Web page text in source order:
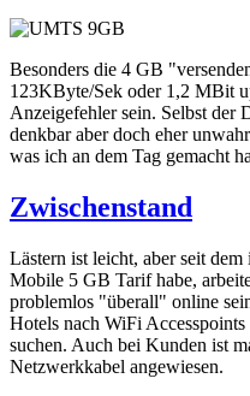
Besonders die 4 GB
123KByte/Sek oder 1,2 MBit
Anzeigefehler sein. Selbst der
denkbar aber doch eher
was ich an dem Tag gemacht
Zwischenstand
Lästern ist leicht, aber seit
Mobile 5 GB Tarif habe,
problemlos "überall" online
Hotels nach WiFi
suchen. Auch bei Kunden ist
Netzwerkkabel angewiesen.